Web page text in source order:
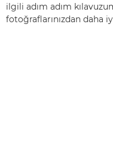
ilgili adım adım
fotoğraflarınızdan daha